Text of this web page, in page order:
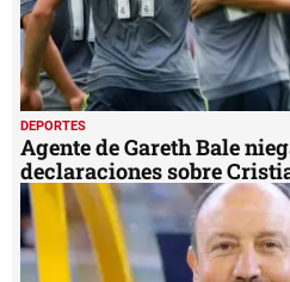
DEPORTES
Agente de Gareth Bale
declaraciones sobre